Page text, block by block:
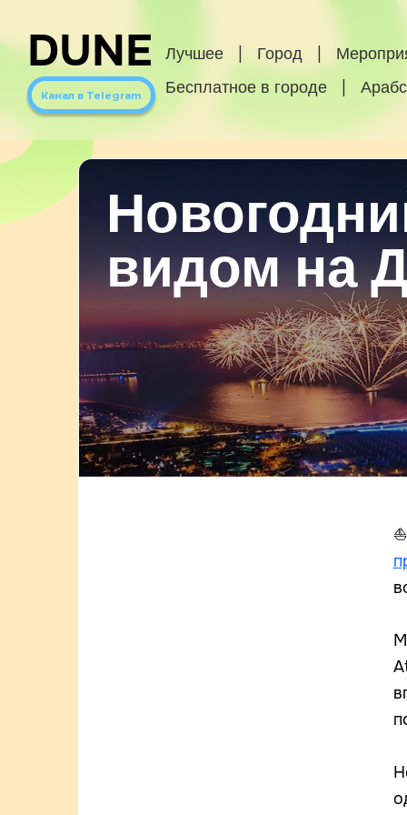
DUNE
Канал в Telegram
Лучшее Город
Бесплатное в городе
видом на